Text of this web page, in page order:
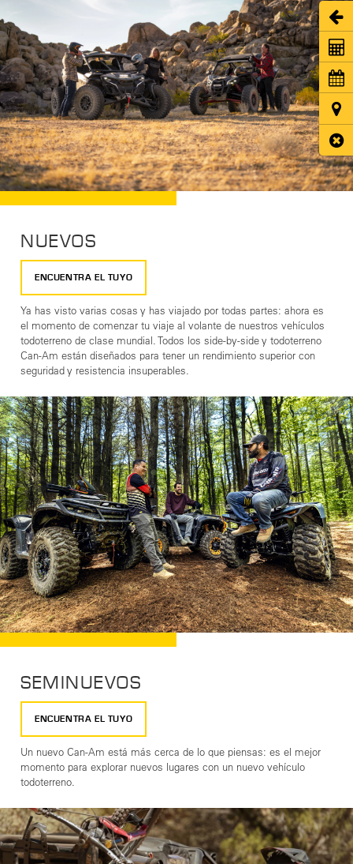
NUEVOS
ENCUENTRA EL TUYO
Ya has visto varias cosas y has viajado por todas partes: ahora es
el momento de comenzar tu viaje al volante de nuestros vehículos
todoterreno de clase mundial. Todos los side-by-side y todoterreno
Can-Am están diseñados para tener un rendimiento superior con
seguridad y resistencia insuperables.
SEMINUEVOS
ENCUENTRA EL TUYO
Un nuevo Can-Am está más cerca de lo que piensas: es el mejor
momento para explorar nuevos lugares con un nuevo vehículo
todoterreno.